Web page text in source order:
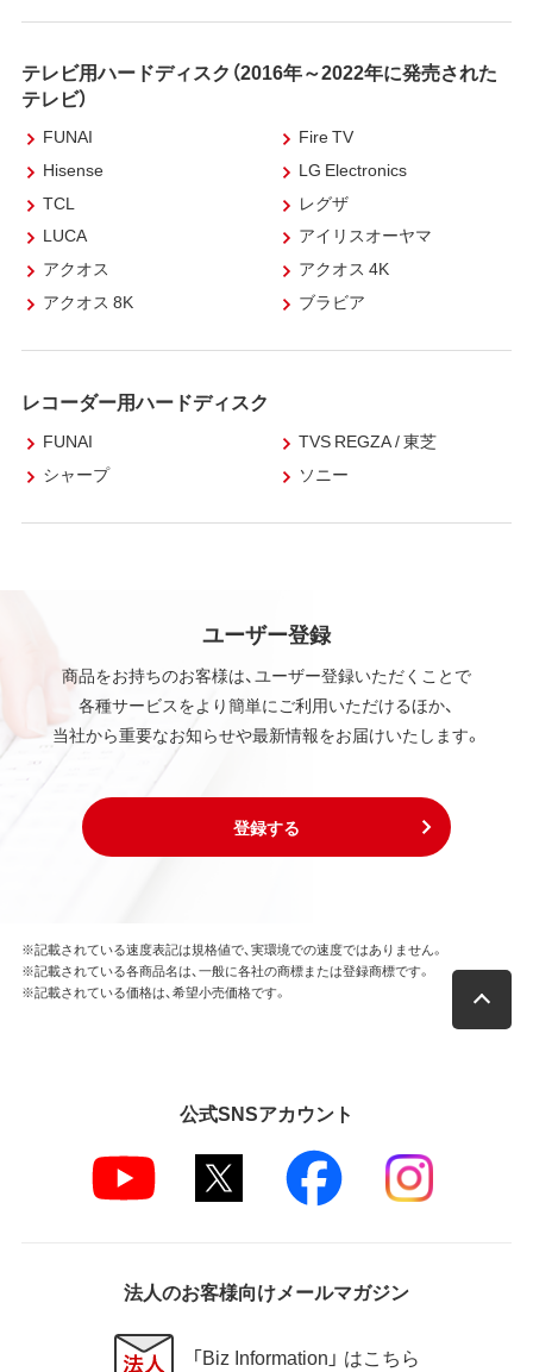
テレビ用ハードディスク（2016年～2022年に発売された
テレビ）
FUNAI
Fire TV
Hisense
LG Electronics
TCL
レグザ
LUCA
アイリスオーヤマ
アクオス
アクオス 4K
アクオス 8K
ブラビア
レコーダー用ハードディスク
FUNAI
TVS REGZA / 東芝
シャープ
ソニー
ユーザー登録
商品をお持ちのお客様は、ユーザー登録いただくことで
各種サービスをより簡単にご利用いただけるほか、
当社から重要なお知らせや最新情報をお届けいたします。
登録する
※記載されている速度表記は規格値で、実環境での速度ではありません。
※記載されている各商品名は、一般に各社の商標または登録商標です。
※記載されている価格は、希望小売価格です。
公式SNSアカウント
法人のお客様向けメールマガジン
「Biz Information」 はこちら